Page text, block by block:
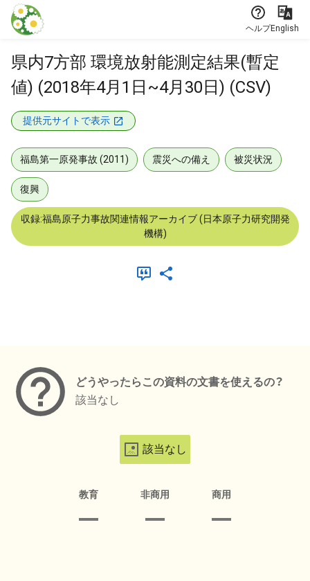
本文に飛ぶ
ヘルプEnglish
県内7方部 環境放射能測定結果(暫定
値) (2018年4月1日~4月30日) (CSV)
提供元サイトで表示
福島第一原発事故 (2011) 震災への備え 被災状況
復興
収録:福島原子力事故関連情報アーカイブ (日本原子力研究開発
機構)
どうやったらこの資料の文書を使えるの？
該当なし
該当なし
教育 非商用 商用